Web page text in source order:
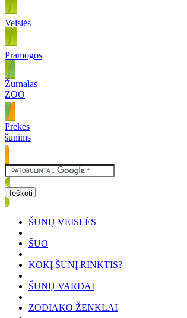
Veislės
Pramogos
Žurnalas
ZOO
Prekės
šunims
ŠUNŲ VEISLĖS
ŠUO
KOKĮ ŠUNĮ RINKTIS?
ŠUNŲ VARDAI
ZODIAKO ŽENKLAI